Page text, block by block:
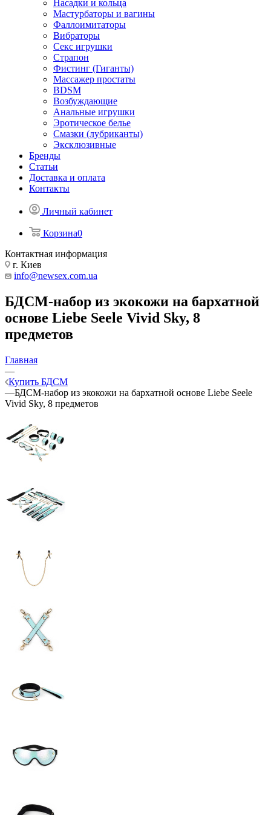
Насадки и кольца
Мастурбаторы и вагины
Фаллоимитаторы
Вибраторы
Секс игрушки
Страпон
Фистинг (Гиганты)
Массажер простаты
BDSM
Возбуждающие
Анальные игрушки
Эротическое белье
Смазки (лубриканты)
Эксклюзивные
Бренды
Статьи
Доставка и оплата
Контакты
Личный кабинет
Корзина0
Контактная информация
г. Киев
info@newsex.com.ua
БДСМ-набор из экокожи на бархатной
основе Liebe Seele Vivid Sky, 8
предметов
Главная
—
Купить БДСМ
—БДСМ-набор из экокожи на бархатной основе Liebe Seele
Vivid Sky, 8 предметов